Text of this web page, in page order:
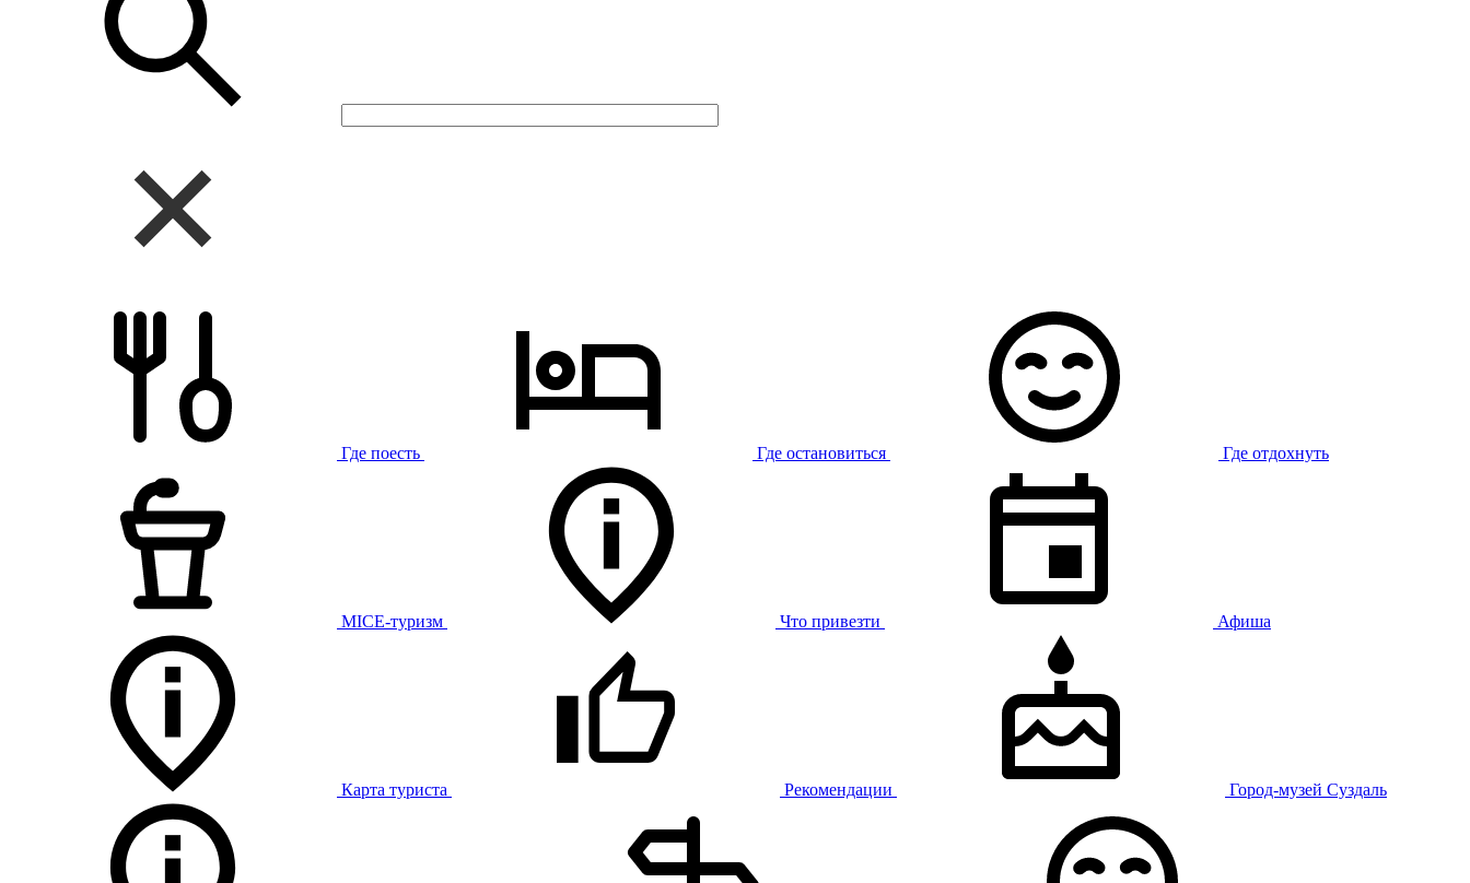
Где поесть Где остановиться Где отдохнуть
MICE-туризм Что привезти Афиша
Карта туриста Рекомендации Город-музей Суздаль